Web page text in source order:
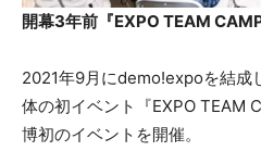
開幕3年前『EXPO TEAM
2021年9月にdemo!expoを結成
体の初イベント『EXPO TEAM
博初のイベントを開催。